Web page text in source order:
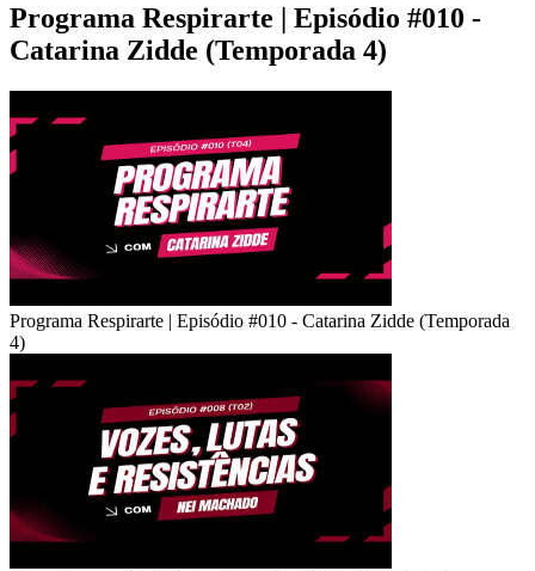
Programa Respirarte | Episódio #010 -
Catarina Zidde (Temporada 4)
Programa Respirarte | Episódio #010 - Catarina Zidde (Temporada
4)